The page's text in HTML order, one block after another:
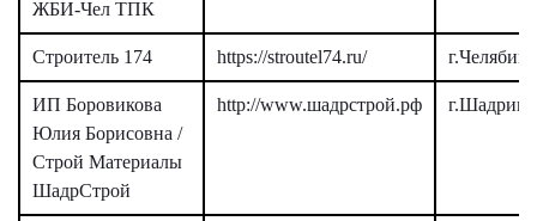
ЖБИ-Чел ТПК
Строитель 174 https://stroutel74.ru/
ИП Боровикова
Юлия Борисовна /
Строй Материалы
ШадрСтрой
http://www.шадрстрой.рф